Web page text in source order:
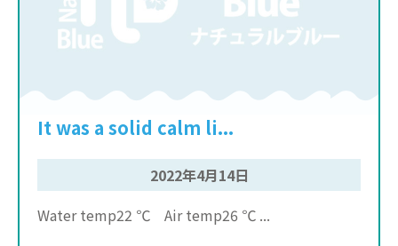
It was a solid calm li...
2022年4月14日
Water temp22 ℃ Air temp26 ℃ ...